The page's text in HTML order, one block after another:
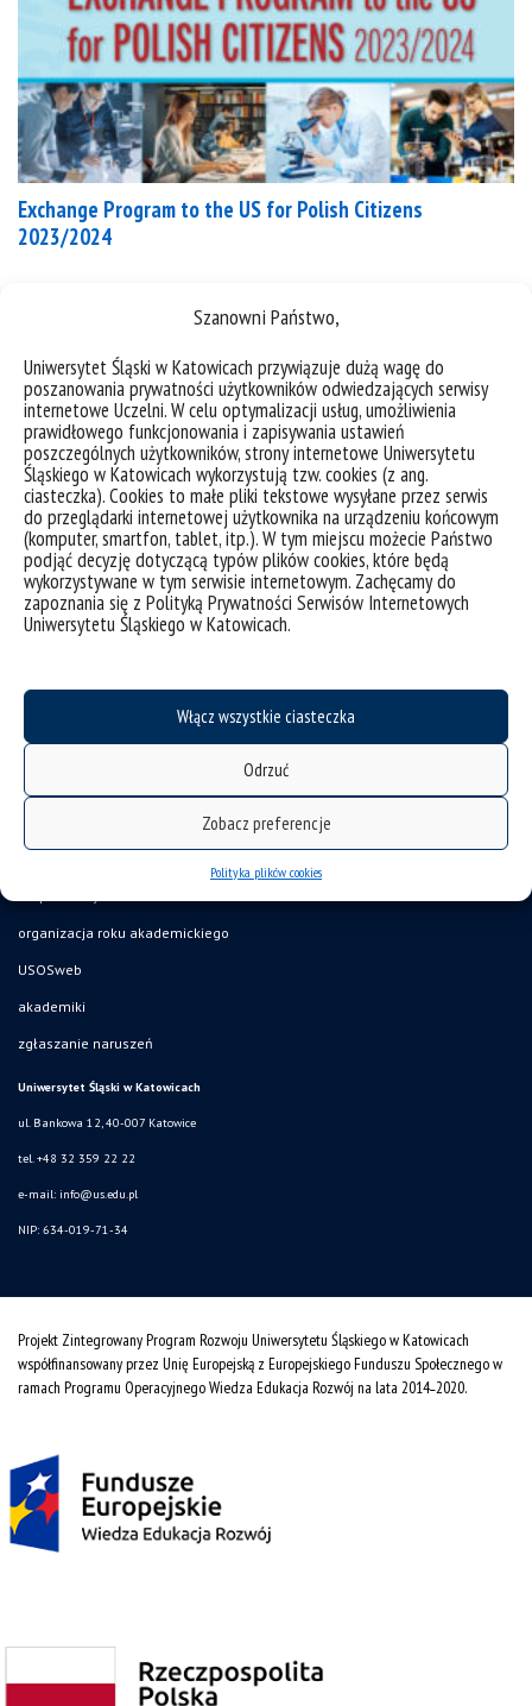
Szanowni Państwo,
Uniwersytet Śląski w Katowicach przywiązuje dużą wagę do
poszanowania prywatności użytkowników odwiedzających serwisy
internetowe Uczelni. W celu optymalizacji usług, umożliwienia
prawidłowego funkcjonowania i zapisywania ustawień
poszczególnych użytkowników, strony internetowe Uniwersytetu
Śląskiego w Katowicach wykorzystują tzw. cookies (z ang.
ciasteczka). Cookies to małe pliki tekstowe wysyłane przez serwis
do przeglądarki internetowej użytkownika na urządzeniu końcowym
(komputer, smartfon, tablet, itp.). W tym miejscu możecie Państwo
podjąć decyzję dotyczącą typów plików cookies, które będą
wykorzystywane w tym serwisie internetowym. Zachęcamy do
zapoznania się z Polityką Prywatności Serwisów Internetowych
Uniwersytetu Śląskiego w Katowicach.
Włącz wszystkie ciasteczka
Odrzuć
Zobacz preferencje
Polityka plików cookies
Exchange Program to the US for Polish Citizens
2023/2024
programu „Exchange to the US” Fundacji
Kościuszkowskiej. W programie uczestnicy mogą
zdobywać wiedzę i doświadczenie w ramach
wybranej przez siebie dyscypliny, które
wykorzystają w pracy i podczas studiów po powrocie
do Polski. Każdego roku przyznajemy stypendia i
granty o łącznej wartości przekraczającej 400 000
USD. Otrzymuje je...
kategorie:bez kategorii informacje
wiadomości
tagi :exchange fundacja program stypendium
organizacja roku akademickiego
USOSweb
akademiki
zgłaszanie naruszeń
Uniwersytet Śląski w Katowicach
ul. Bankowa 12, 40-007 Katowice
tel. +48 32 359 22 22
e-mail: info@us.edu.pl
NIP: 634-019-71-34
Projekt Zintegrowany Program Rozwoju Uniwersytetu Śląskiego w Katowicach
współfinansowany przez Unię Europejską z Europejskiego Funduszu Społecznego w
ramach Programu Operacyjnego Wiedza Edukacja Rozwój na lata 2014˗2020.